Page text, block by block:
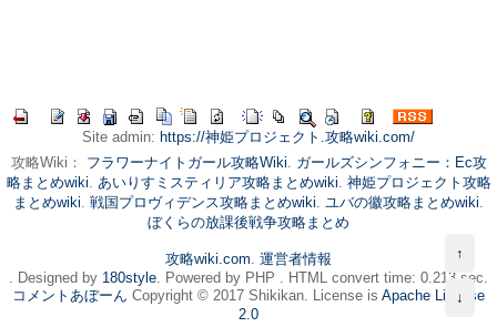
Site admin: https://神姫プロジェクト.攻略wiki.com/
攻略Wiki： フラワーナイトガール攻略Wiki. ガールズシンフォニー：Ec攻
略まとめwiki. あいりすミスティリア攻略まとめwiki. 神姫プロジェクト攻略
まとめwiki. 戦国プロヴィデンス攻略まとめwiki. ユバの徽攻略まとめwiki.
ぼくらの放課後戦争攻略まとめ
攻略wiki.com. 運営者情報
. Designed by 180style. Powered by PHP . HTML convert time: 0.213 sec.
コメントあぼーん Copyright © 2017 Shikikan. License is Apache License
2.0
↑
↓